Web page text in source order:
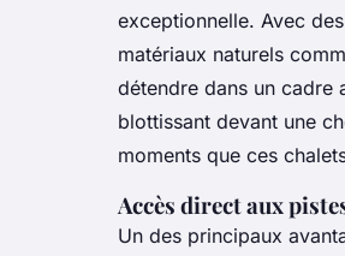
exceptionnelle. Avec
matériaux naturels
détendre dans un cadre
blottissant devant une
moments que ces
Accès direct aux
Un des principaux